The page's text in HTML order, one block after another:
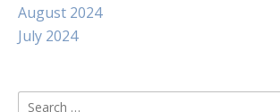
August 2024
July 2024
Search